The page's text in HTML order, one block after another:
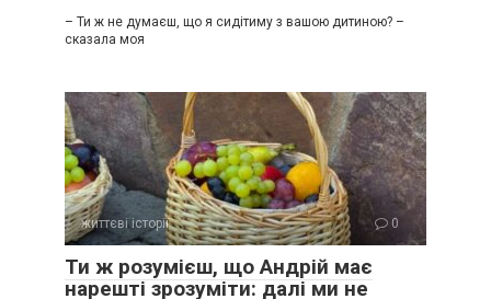
– Ти ж не думаєш, що я сидітиму з вашою дитиною? –
сказала моя
життєві історії 0
Ти ж розумієш, що Андрій має
нарешті зрозуміти: далі ми не